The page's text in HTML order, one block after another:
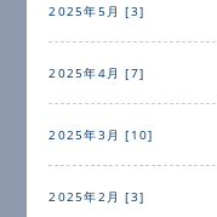
2025年5月 [3]
2025年4月 [7]
2025年3月 [10]
2025年2月 [3]